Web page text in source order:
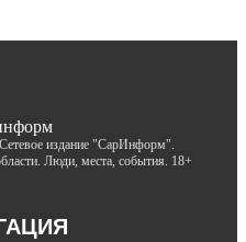
издание "СарИнформ".
Люди, места, события. 18+